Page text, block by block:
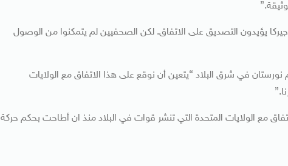
جيركا يؤيدون التصديق على الاتفاق. لكن الصحفيين لم يتمكنوا من الوصول
في شرق البلاد “يتعين أن نوقع على هذا الاتفاق مع الولايات
مع الولايات المتحدة التي تنشر قوات في البلاد منذ ان أطاحت بحكم حركة